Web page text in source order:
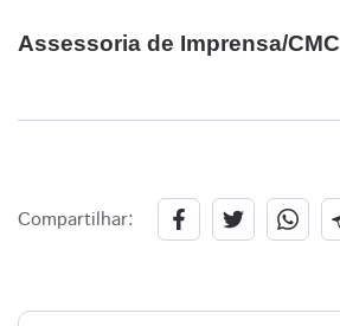
Assessoria de Imprensa/CMC
Compartilhar: